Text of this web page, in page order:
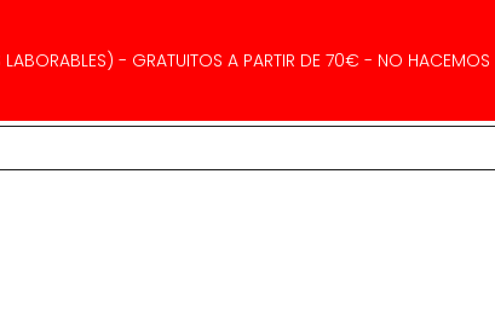
- GRATUITOS A PARTIR DE 70€ - NO HACEMOS